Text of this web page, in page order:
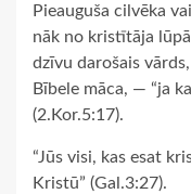
Pieauguša cilvēka
nāk no kristītāja
dzīvu darošais
Bībele māca, — “ja
(2.Kor.5:17).
“Jūs visi, kas esat
Kristū” (Gal.3:27).